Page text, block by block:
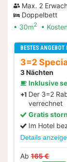
Max. 2
Doppelbett
30m2
BESTES
3=2
3 Nächten
Inklusive
Der 3=2
verrechnet
Gratis
Im Hotel
Details
Ab 165 €